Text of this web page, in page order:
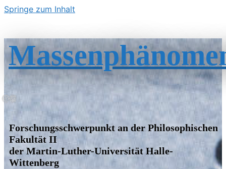
Springe zum Inhalt
Forschungsschwerpunkt an der Philosophischen
Fakultät II
der Martin-Luther-Universität Halle-
Wittenberg